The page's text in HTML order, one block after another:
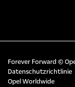
Forever Forward ©
Datenschutzrichtlinie
Opel Worldwide